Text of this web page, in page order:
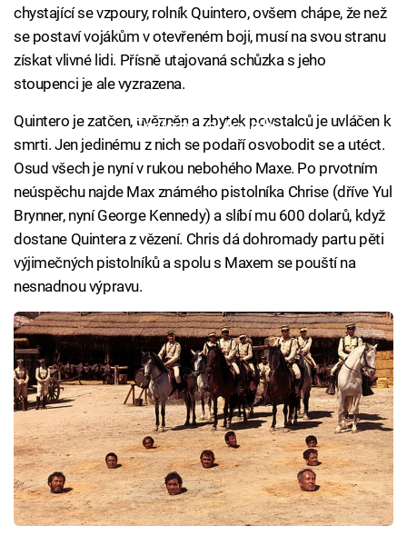
chystající se vzpoury, rolník Quintero, ovšem chápe, že než
se postaví vojákům v otevřeném boji, musí na svou stranu
získat vlivné lidi. Přísně utajovaná schůzka s jeho
stoupenci je ale vyzrazena.
Failed to fetch
Quintero je zatčen, uvězněn a zbytek povstalců je uvláčen k
smrti. Jen jedinému z nich se podaří osvobodit se a utéct.
Osud všech je nyní v rukou nebohého Maxe. Po prvotním
neúspěchu najde Max známého pistolníka Chrise (dříve Yul
Brynner, nyní George Kennedy) a slíbí mu 600 dolarů, když
dostane Quintera z vězení. Chris dá dohromady partu pěti
výjimečných pistolníků a spolu s Maxem se pouští na
nesnadnou výpravu.